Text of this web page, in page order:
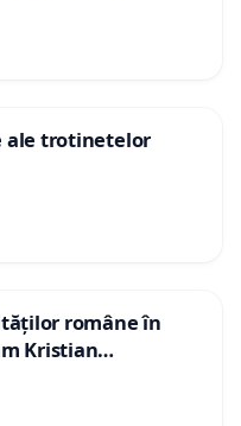
ale trotinetelor
române în
Kristian
în Danemarca de